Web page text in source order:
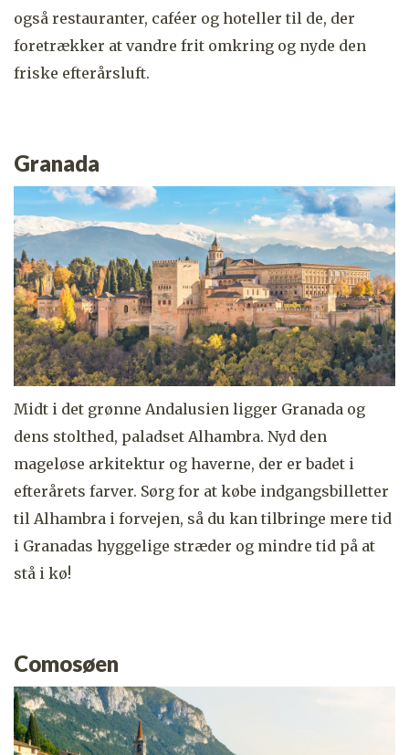
også restauranter, caféer og hoteller til de, der
foretrækker at vandre frit omkring og nyde den
friske efterårsluft.
Granada
Midt i det grønne Andalusien ligger Granada og
dens stolthed, paladset Alhambra. Nyd den
mageløse arkitektur og haverne, der er badet i
efterårets farver. Sørg for at købe indgangsbilletter
til Alhambra i forvejen, så du kan tilbringe mere tid
i Granadas hyggelige stræder og mindre tid på at
stå i kø!
Comosøen